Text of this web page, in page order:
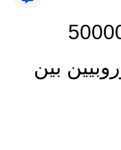
إصدار 500000
بين